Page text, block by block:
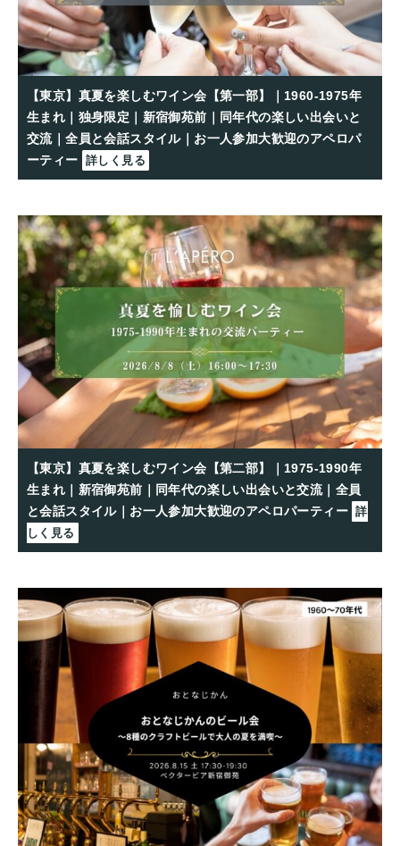
【東京】真夏を楽しむワイン会【第一部】｜1960-1975年
生まれ｜独身限定｜新宿御苑前｜同年代の楽しい出会いと
交流｜全員と会話スタイル｜お一人参加大歓迎のアペロパ
ーティー 詳しく見る
【東京】真夏を楽しむワイン会【第二部】｜1975-1990年
生まれ｜新宿御苑前｜同年代の楽しい出会いと交流｜全員
と会話スタイル｜お一人参加大歓迎のアペロパーティー 詳
しく見る